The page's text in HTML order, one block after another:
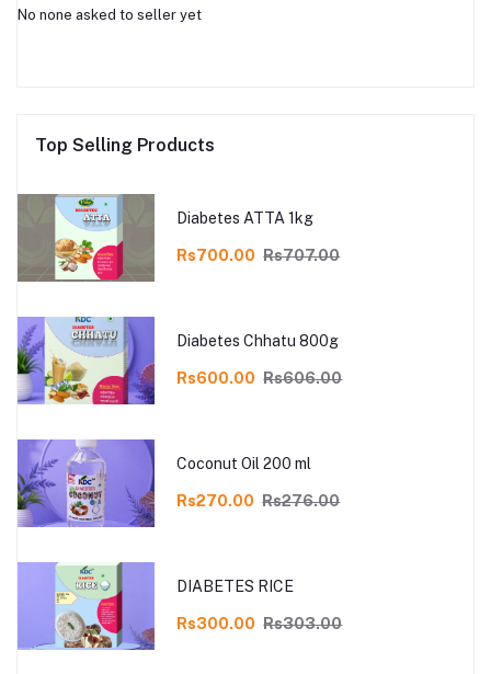
No none asked to seller yet
Top Selling Products
Diabetes ATTA 1kg
Rs700.00 Rs707.00
Diabetes Chhatu 800g
Rs600.00 Rs606.00
Coconut Oil 200 ml
Rs270.00 Rs276.00
DIABETES RICE
Rs300.00 Rs303.00